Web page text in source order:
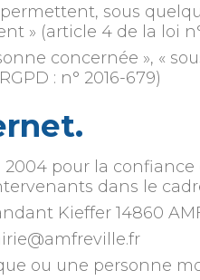
sous
» (article 4 de la loi
concernée », «
: n° 2016-679)
2004 pour la
dans le
Kieffer 14860
ou une personne